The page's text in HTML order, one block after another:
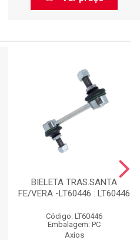
BIELETA TRAS.SANTA
FE/VERA -LT60446 : LT60446
Código: LT60446
Embalagem: PC
Axios